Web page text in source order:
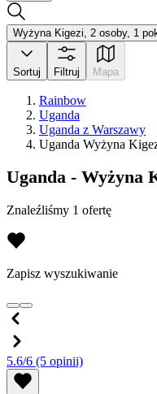
Wyżyna Kigezi, 2 osoby, 1
Sortuj Filtruj Mapa
Rainbow
Uganda
Uganda z Warszawy
Uganda Wyżyna
Uganda - Wyżyna
Znaleźliśmy 1 ofertę
Zapisz wyszukiwanie
5.6/6 (5 opinii)